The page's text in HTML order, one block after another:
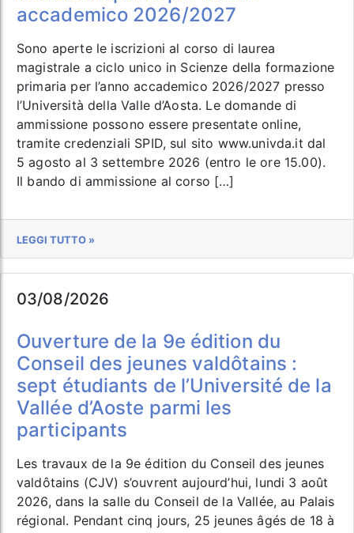
accademico 2026/2027
Sono aperte le iscrizioni al corso di laurea
magistrale a ciclo unico in Scienze della formazione
primaria per l’anno accademico 2026/2027 presso
l’Università della Valle d’Aosta. Le domande di
ammissione possono essere presentate online,
tramite credenziali SPID, sul sito www.univda.it dal
5 agosto al 3 settembre 2026 (entro le ore 15.00).
Il bando di ammissione al corso […]
LEGGI TUTTO »
03/08/2026
Ouverture de la 9e édition du
Conseil des jeunes valdôtains :
sept étudiants de l’Université de la
Vallée d’Aoste parmi les
participants
Les travaux de la 9e édition du Conseil des jeunes
valdôtains (CJV) s’ouvrent aujourd’hui, lundi 3 août
2026, dans la salle du Conseil de la Vallée, au Palais
régional. Pendant cinq jours, 25 jeunes âgés de 18 à